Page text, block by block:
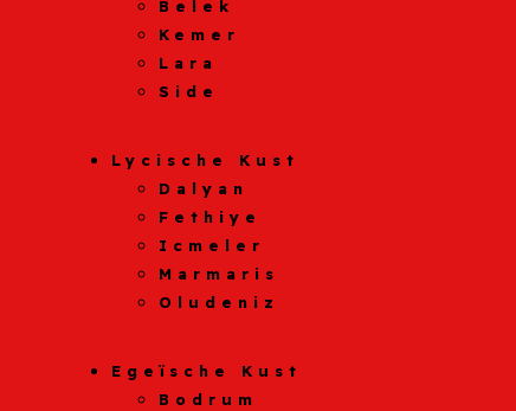
Belek
Kemer
Lara
Side
Lycische Kust
Dalyan
Fethiye
Icmeler
Marmaris
Oludeniz
Egeïsche Kust
Bodrum